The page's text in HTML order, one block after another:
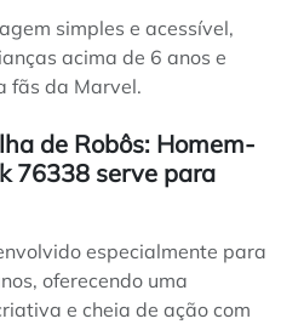
simples e acessível,
acima de 6 anos e
fãs da Marvel.
de Robôs: Homem-
76338 serve para
especialmente para
oferecendo uma
e cheia de ação com